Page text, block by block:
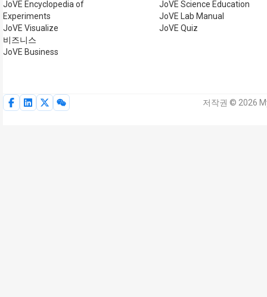
JoVE Encyclopedia of
Experiments
JoVE Visualize
비즈니스
JoVE Business
JoVE Science Education
JoVE Lab Manual
JoVE Quiz
저작권 © 2026